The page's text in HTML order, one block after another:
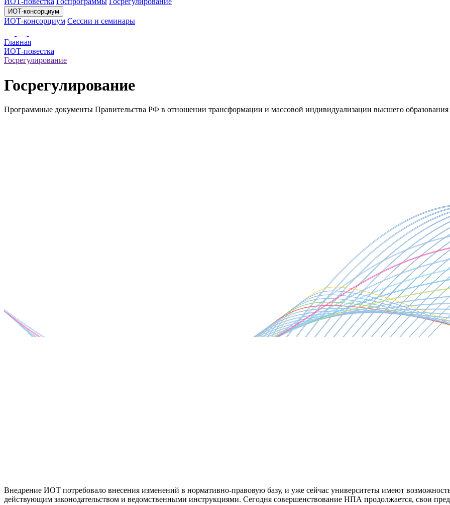
ИОТ-консорциум
ИОТ-консорциум Сессии и семинары
Главная
ИОТ-повестка
Госрегулирование
Госрегулирование
Программные документы Правительства РФ в отношении трансформации и массовой индивидуализации высшего образования
Внедрение ИОТ потребовало внесения изменений в нормативно-правовую базу, и уже сейчас университеты имеют
действующим законодательством и ведомственными инструкциями. Сегодня совершенствование НПА продолжается, свои